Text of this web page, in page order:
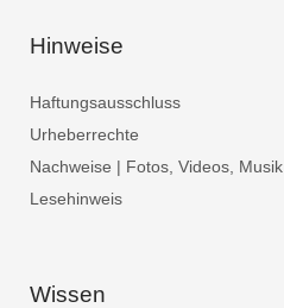
Hinweise
Haftungsausschluss
Urheberrechte
Nachweise | Fotos, Videos, Musik
Lesehinweis
Wissen